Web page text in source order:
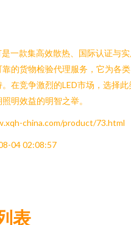
一款集高效散热、国际认证与
的货物检验代理服务，它为各
在竞争激烈的LED市场，选择此
明效益的明智之举。
china.com/product/73.html
04 02:08:57
表